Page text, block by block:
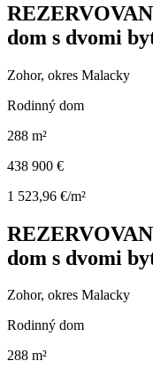
dom s dvomi
Zohor, okres Malacky
Rodinný dom
288 m²
438 900 €
1 523,96 €/m²
dom s dvomi
Zohor, okres Malacky
Rodinný dom
288 m²